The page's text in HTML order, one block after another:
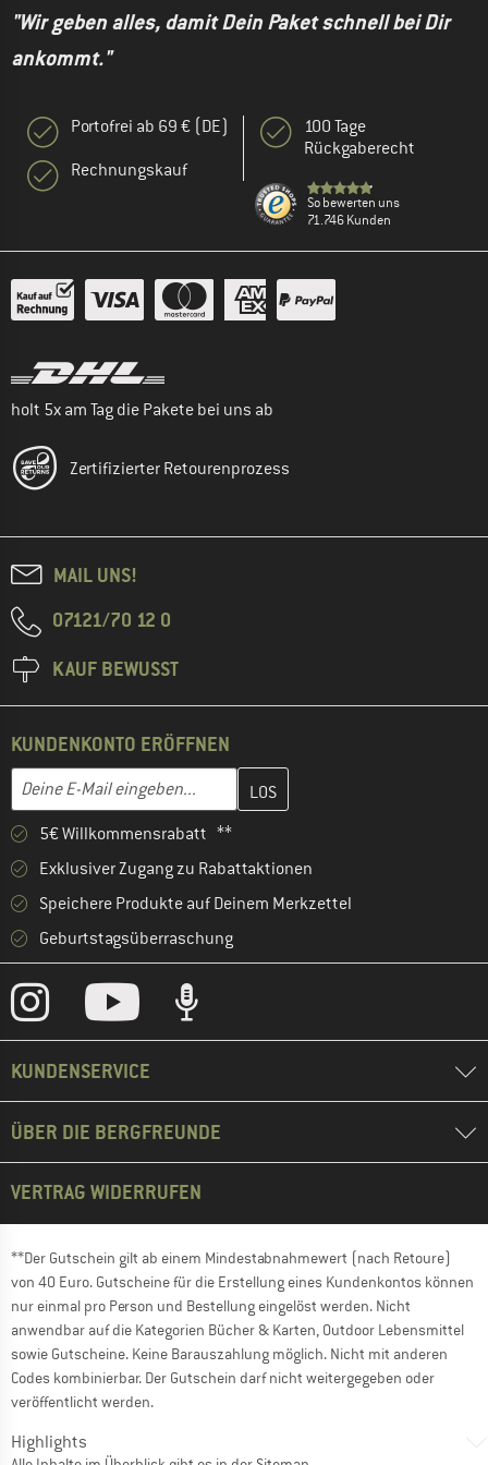
"Wir geben alles, damit Dein Paket schnell bei Dir
ankommt."
Portofrei ab 69 € (DE)
Rechnungskauf
100 Tage
Rückgaberecht
So bewerten uns
71.746 Kunden
holt 5x am Tag die Pakete bei uns ab
Zertifizierter Retourenprozess
MAIL UNS!
07121/70 12 0
KAUF BEWUSST
KUNDENKONTO ERÖFFNEN
E-Mail-Adresse
Gib hier deine E-Mail-Adresse ein und erstelle im nächsten
5€ Willkommensrabatt **
Exklusiver Zugang zu Rabattaktionen
Speichere Produkte auf Deinem Merkzettel
Geburtstagsüberraschung
KUNDENSERVICE
ÜBER DIE BERGFREUNDE
VERTRAG WIDERRUFEN
**Der Gutschein gilt ab einem Mindestabnahmewert (nach Retoure)
von 40 Euro. Gutscheine für die Erstellung eines Kundenkontos können
nur einmal pro Person und Bestellung eingelöst werden. Nicht
anwendbar auf die Kategorien Bücher & Karten, Outdoor Lebensmittel
sowie Gutscheine. Keine Barauszahlung möglich. Nicht mit anderen
Codes kombinierbar. Der Gutschein darf nicht weitergegeben oder
veröffentlicht werden.
Highlights